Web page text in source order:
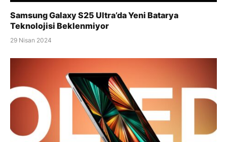
Samsung Galaxy S25 Ultra’da Yeni Batarya
Teknolojisi Beklenmiyor
29 Nisan 2024